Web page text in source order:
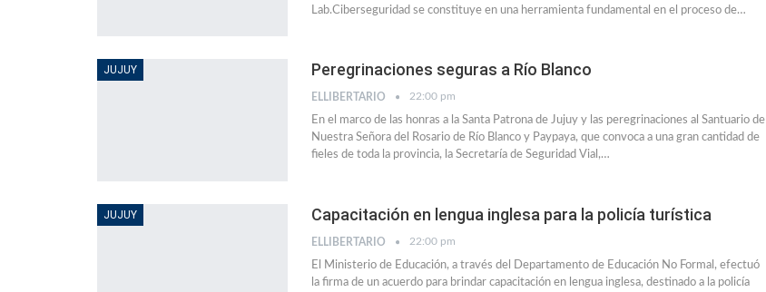
Lab.Ciberseguridad se constituye en una herramienta fundamental en el proceso de…
JUJUY Peregrinaciones seguras a Río Blanco
ELLIBERTARIO 22:00 pm
En el marco de las honras a la Santa Patrona de Jujuy y las peregrinaciones al Santuario de
Nuestra Señora del Rosario de Río Blanco y Paypaya, que convoca a una gran cantidad de
fieles de toda la provincia, la Secretaría de Seguridad Vial,…
JUJUY Capacitación en lengua inglesa para la policía turística
ELLIBERTARIO 22:00 pm
El Ministerio de Educación, a través del Departamento de Educación No Formal, efectuó
la firma de un acuerdo para brindar capacitación en lengua inglesa, destinado a la policía